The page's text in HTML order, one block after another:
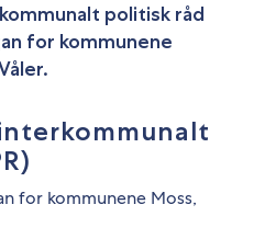
politisk råd
for kommunene
for kommunene Moss,